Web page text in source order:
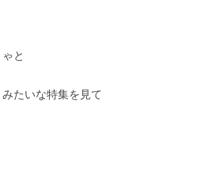
と
たいな特集を見て